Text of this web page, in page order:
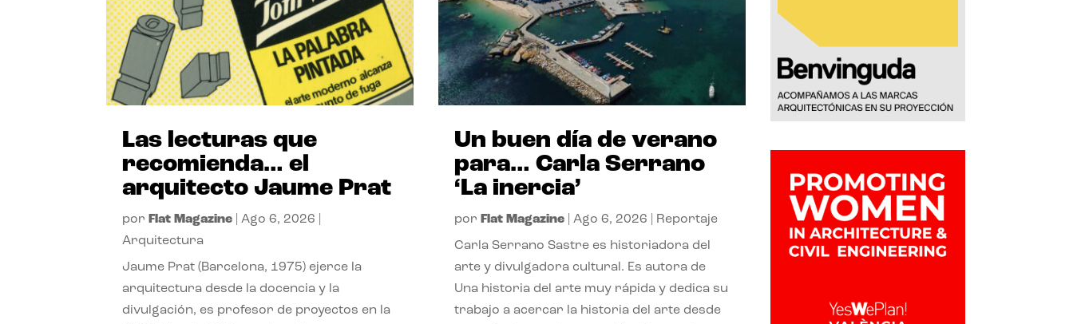
Las lecturas que
recomienda… el
arquitecto Jaume Prat
por Flat Magazine |Ago 6, 2026
Arquitectura
Jaume Prat (Barcelona, 1975) ejerce la
arquitectura desde la docencia y la
divulgación, es profesor de proyectos en la
Un buen día de verano
para… Carla Serrano
‘La inercia’
por Flat Magazine| Ago 6, 2026 Reportaje
Carla Serrano Sastre es historiadora del
arte y divulgadora cultural. Es autora de
Una historia del arte muy rápida y dedica su
trabajo a acercar la historia del arte desde